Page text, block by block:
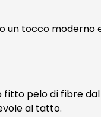
un tocco
fitto pelo di fibre
al tatto.